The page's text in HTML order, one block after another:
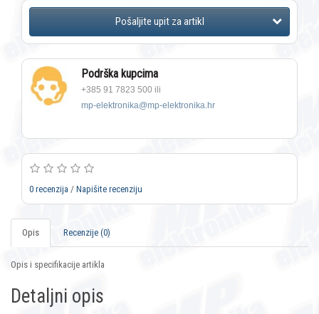
Podrška kupcima
+385 91 7823 500 ili
mp-elektronika@mp-elektronika.hr
0 recenzija / Napišite recenziju
Opis Recenzije (0)
Opis i specifikacije artikla
Detaljni opis